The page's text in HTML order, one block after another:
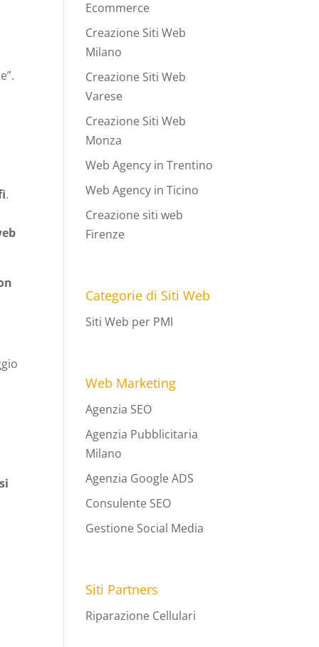
.
Ecommerce
Creazione Siti Web
Milano
Creazione Siti Web
Varese
Creazione Siti Web
Monza
Web Agency in Trentino
Web Agency in Ticino
Creazione siti web
Firenze
Categorie di Siti Web
Siti Web per PMI
Web Marketing
Agenzia SEO
Agenzia Pubblicitaria
Milano
Agenzia Google ADS
Consulente SEO
Gestione Social Media
Siti Partners
Riparazione Cellulari